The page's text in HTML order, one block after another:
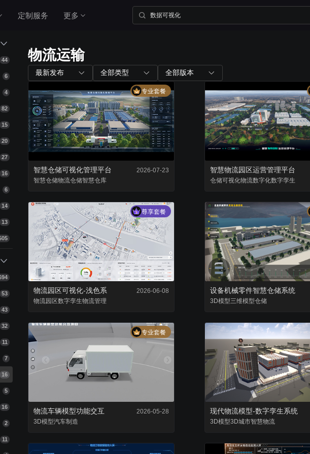
阵，实
务的一
内置组件
图表组件
200+ 主流图表全支持
三维孪生
内置3D渲染引擎
二维孪生
资产库
复用已有组件，降低项目成本
山海鲸查看器
全免费离线部署环境
大屏演示APP
Blender插件
数据管家
零代码轻松完成数据
定制服务 更多
44
6
4
82
15
20
27
16
6
14
13
53
43
32
11
7
16
5
16
2
11
物流运输
最新发布 全部类型 全部版本
专业套餐
智慧仓储可视化管理平台
2026-07-23
智慧仓储物流仓储智慧仓库
智慧物流园区运营管理平台
仓储可视化物流数字化数字孪生
尊享套餐
物流园区可视化-浅色系
2026-06-08
物流园区数字孪生物流管理
设备机械零件智慧仓储系统
3D模型三维模型仓储
专业套餐
物流车辆模型功能交互
2026-05-28
3D模型汽车制造
现代物流模型-数字孪生系统
3D模型3D城市智慧物流